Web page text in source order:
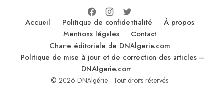
Accueil Politique de confidentialité
À propos
Mentions légales
Contact
Charte éditoriale de DNAlgerie.com
Politique de mise à jour et de correction des articles –
DNAlgerie.com
© 2026 DNAlgérie - Tout droits réservés